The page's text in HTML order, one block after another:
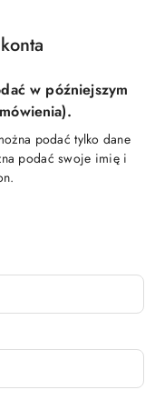
w późniejszym
podać tylko dane
podać swoje imię i